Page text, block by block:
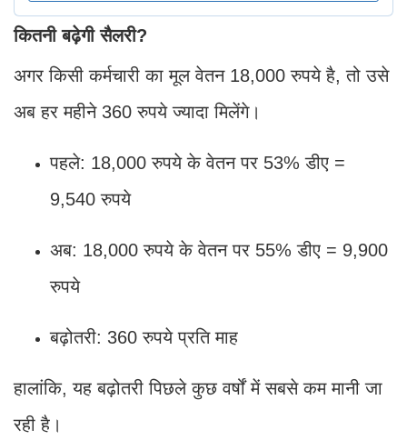
कितनी बढ़ेगी सैलरी?
अगर किसी कर्मचारी का मूल वेतन 18,000 रुपये है, तो उसे
अब हर महीने 360 रुपये ज्यादा मिलेंगे।
पहले: 18,000 रुपये के वेतन पर 53% डीए =
9,540 रुपये
अब: 18,000 रुपये के वेतन पर 55% डीए = 9,900
रुपये
बढ़ोतरी: 360 रुपये प्रति माह
हालांकि, यह बढ़ोतरी पिछले कुछ वर्षों में सबसे कम मानी जा
रही है।